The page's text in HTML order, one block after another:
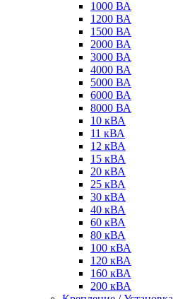
1000 ВА
1200 ВА
1500 ВА
2000 ВА
3000 ВА
4000 ВА
5000 ВА
6000 ВА
8000 ВА
10 кВА
11 кВА
12 кВА
15 кВА
20 кВА
25 кВА
30 кВА
40 кВА
60 кВА
80 кВА
100 кВА
120 кВА
160 кВА
200 кВА